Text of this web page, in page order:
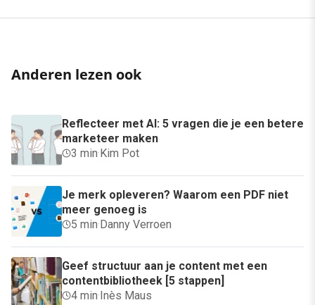
Anderen lezen ook
Reflecteer met AI: 5 vragen die je een betere
marketeer maken
3 min·Kim Pot
Je merk opleveren? Waarom een PDF niet
meer genoeg is
5 min·Danny Verroen
Geef structuur aan je content met een
contentbibliotheek [5 stappen]
4 min·Inès Maus